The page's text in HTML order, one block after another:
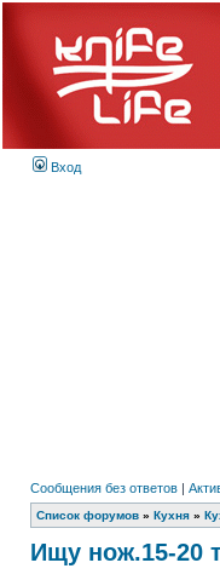
Вход
Сообщения без ответов |
Список форумов » Кухня »
Ищу нож.15-20